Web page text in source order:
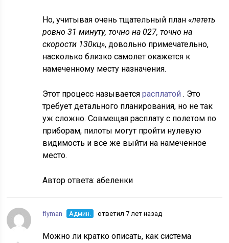
Но, учитывая очень тщательный план«лететь
ровно 31 минуту, точно на 027, точно на
скорости 130кц», довольно примечательно,
насколько близко самолет окажется к
намеченному месту назначения.
Этот процесс называетсярасплатой. Это
требует детального планирования, но не так
уж сложно. Совмещая расплату с полетом по
приборам, пилоты могут пройти нулевую
видимость и все же выйти на намеченное
место.
Автор ответа:абеленки
flyman Админ. ответил 7 лет назад
Можно ли кратко описать, как система